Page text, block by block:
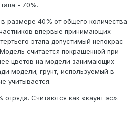
- 70%.
размере 40% от общего количества
впервые принимающих
этапа допустимый непокрас
считается покрашенной при
цветов на модели занимающих
модели; грунт, используемый в
учитывается.
Считаются как «каунт эс».